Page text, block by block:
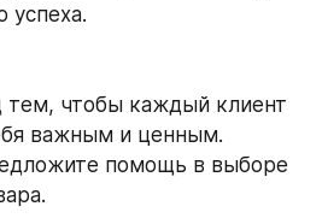
успеха.
тем, чтобы каждый клиент
важным и ценным.
помощь в выборе